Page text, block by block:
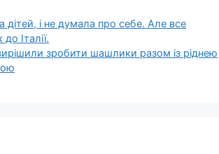
дітей, і не думала про себе. Але все
Італії.
зробити шашлики разом із ріднею